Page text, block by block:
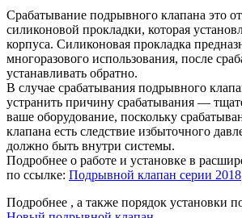
Срабатывание подрывного клапана это
силиконовой прокладки, которая
корпуса. Силиконовая прокладка
многоразового использования, после
устанавливать обратно.
В случае срабатывания подрывного
устранить причину срабатывания —
ваше оборудование, поскольку
клапана есть следствие избыточного
должно быть внутри системы.
Подробнее о работе и установке в
по ссылке: Подрывной клапан серии 2018
Подробнее , а также порядок установки